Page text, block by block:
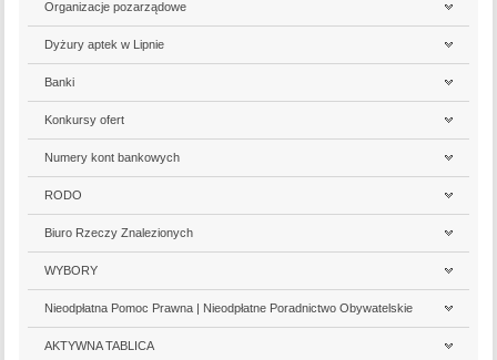
Organizacje pozarządowe
Dyżury aptek w Lipnie
Banki
Konkursy ofert
Numery kont bankowych
RODO
Biuro Rzeczy Znalezionych
WYBORY
Nieodpłatna Pomoc Prawna | Nieodpłatne Poradnictwo Obywatelskie
AKTYWNA TABLICA